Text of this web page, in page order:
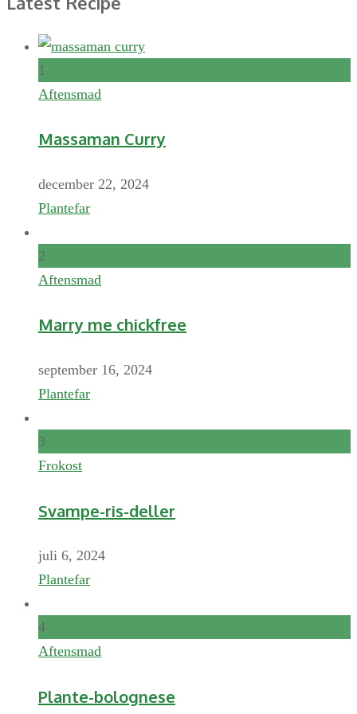
1
Aftensmad
Massaman Curry
december 22, 2024
Plantefar
2
Aftensmad
Marry me chickfree
september 16, 2024
Plantefar
3
Frokost
Svampe-ris-deller
juli 6, 2024
Plantefar
4
Aftensmad
Plante-bolognese